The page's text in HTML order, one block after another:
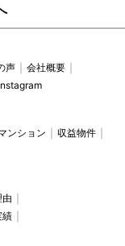
声
会社概要
ンション
収益物件
績